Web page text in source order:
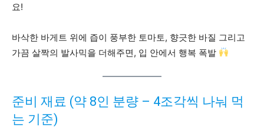
요!
바삭한 바게트 위에 즙이 풍부한 토마토, 향긋한 바질 그리고
가끔 살짝의 발사믹을 더해주면, 입 안에서 행복 폭발
준비 재료 (약 8인 분량 – 4조각씩 나눠 먹
는 기준)